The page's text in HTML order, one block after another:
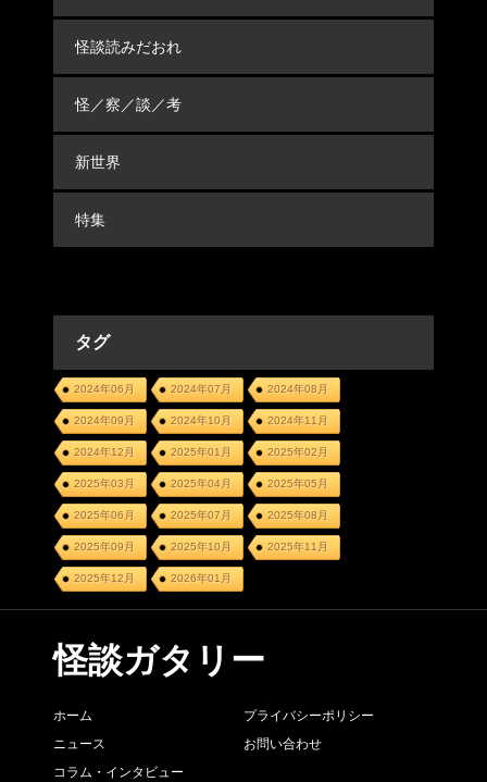
怪談読みだおれ
怪／察／談／考
新世界
特集
タグ
2024年06月 2024年07月 2024年08月
2024年09月 2024年10月 2024年11月
2024年12月 2025年01月 2025年02月
2025年03月 2025年04月 2025年05月
2025年06月 2025年07月 2025年08月
2025年09月 2025年10月 2025年11月
2025年12月 2026年01月
怪談ガタリー
ホーム
ニュース
コラム・インタビュー
プライバシーポリシー
お問い合わせ